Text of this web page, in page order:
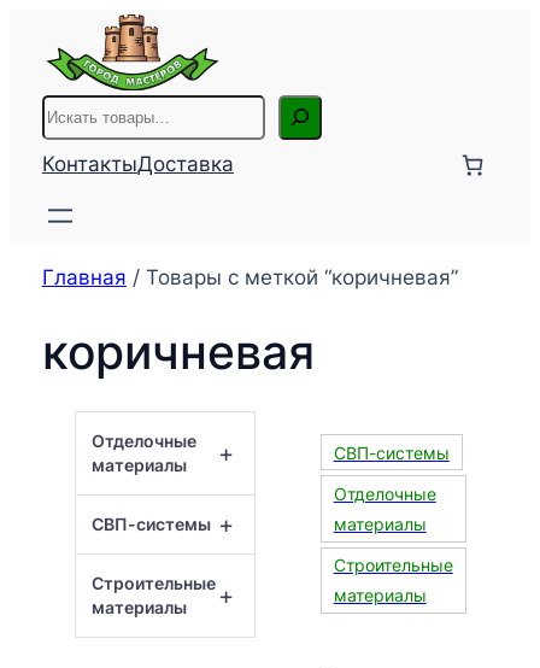
содержимому
Поиск
КонтактыДоставка
Главная / Товары с меткой “коричневая”
коричневая
+
Отделочные
материалы
+
СВП-системы
+
Строительные
материалы
СВП-системы
Отделочные
материалы
Строительные
материалы